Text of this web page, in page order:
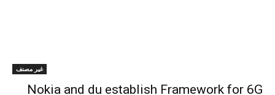
غير مصنف
Nokia and du establish Framework for 6G